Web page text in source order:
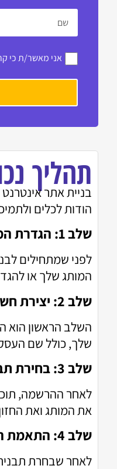
אני מאשר/ת כי
תהליך
בניית אתר
הודות לכלים
שלב 1: הגדרת המטרות והאסטרטגיה העסקית
לפני שמתחילים
המותג שלך או
שלב 2: יצירת חשבון בשופיפיי
השלב הראשון הוא
שלך, כולל שם
שלב 3: בחירת תבנית עיצוב (Theme)
את המותג ואת
שלב 4: התאמת העיצוב והמבנה
לאחר שבחרת